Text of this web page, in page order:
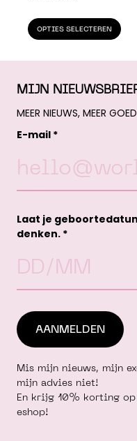
7,99
4.36uit 5
OPTIES SELECTEREN
Dit
op
MIJN
MEER NIEUWS, MEER
E-mail *
Laat je
denken. *
Mis mijn nieuws, mijn
mijn advies niet!
En krijg 10% korting
eshop!